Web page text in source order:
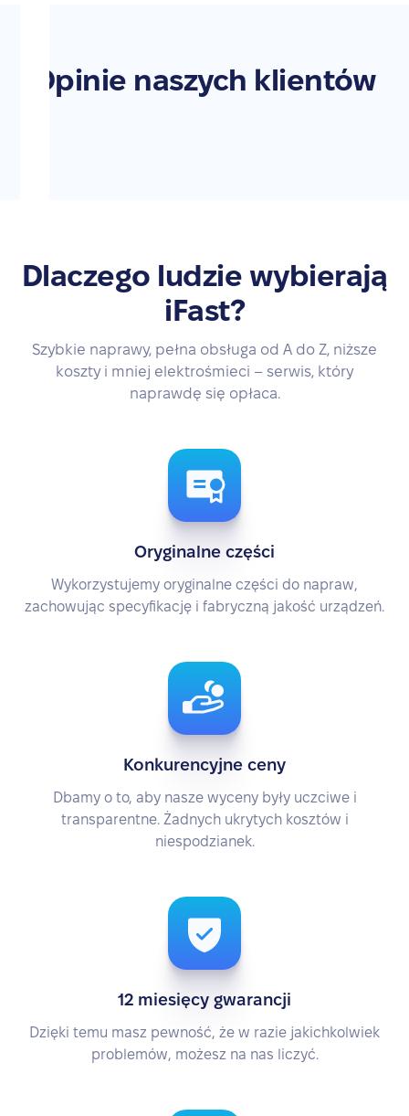
Opinie naszych klientów
Dlaczego ludzie wybierają
iFast?
Szybkie naprawy, pełna obsługa od A do Z, niższe
koszty i mniej elektrośmieci – serwis, który
naprawdę się opłaca.
Oryginalne części
Wykorzystujemy oryginalne części do napraw,
zachowując specyfikację i fabryczną jakość urządzeń.
Konkurencyjne ceny
Dbamy o to, aby nasze wyceny były uczciwe i
transparentne. Żadnych ukrytych kosztów i
niespodzianek.
12 miesięcy gwarancji
Dzięki temu masz pewność, że w razie jakichkolwiek
problemów, możesz na nas liczyć.